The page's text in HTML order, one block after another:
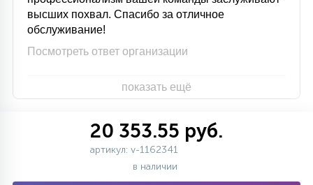
высших похвал. Спасибо за отличное
обслуживание!
Посмотреть ответ организации
показать ещё
20 353.55 руб.
артикул: v-1162341
в наличии